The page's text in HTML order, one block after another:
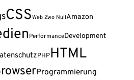
CSSWeb Zwo NullAmazon
PerformanceDevelopment
PHPHTML
Programmierung